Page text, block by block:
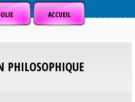
ACCUEIL
PHILOSOPHIQUE